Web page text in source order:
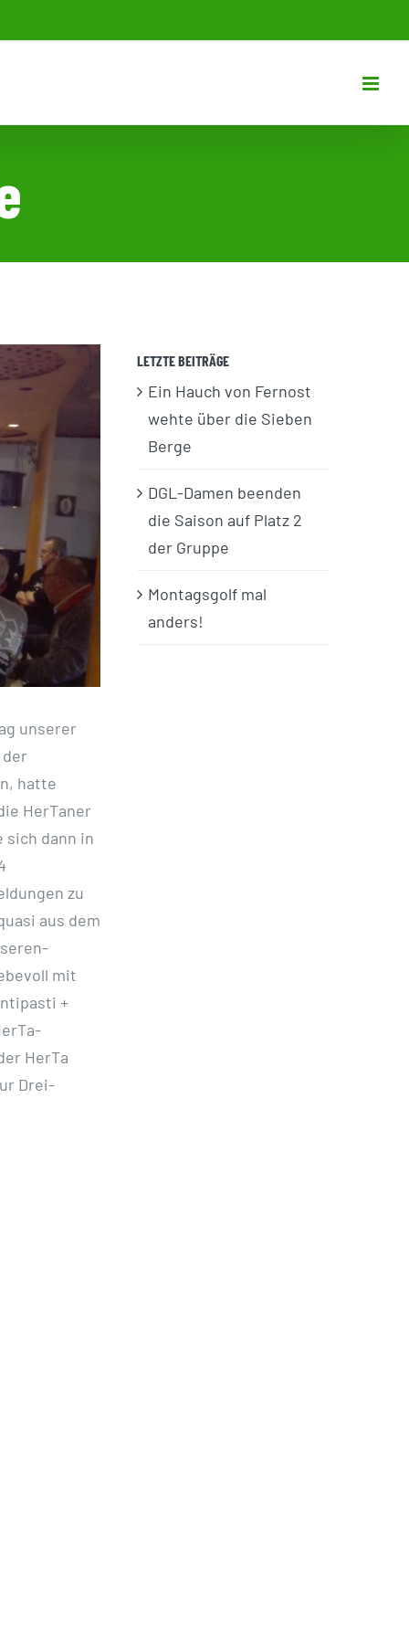
unserer
hatte
HerTaner
sich dann in
zu
aus dem
mit
+
HerTa
Drei-
LETZTE BEITRÄGE
Ein Hauch von Fernost
wehte über die Sieben
Berge
DGL-Damen beenden
die Saison auf Platz 2
der Gruppe
Montagsgolf mal
anders!